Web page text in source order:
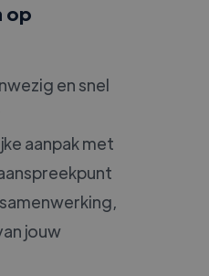
op
en snel
aanpak met
jouw